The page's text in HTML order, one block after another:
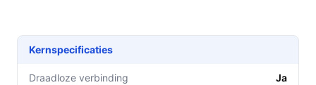
kinetische energie, waardoor u geen batterijen
hoeft te vervangen en u zich geen zorgen hoeft te
maken over lege batterijen.
Kernspecificaties
Draadloze verbinding Ja